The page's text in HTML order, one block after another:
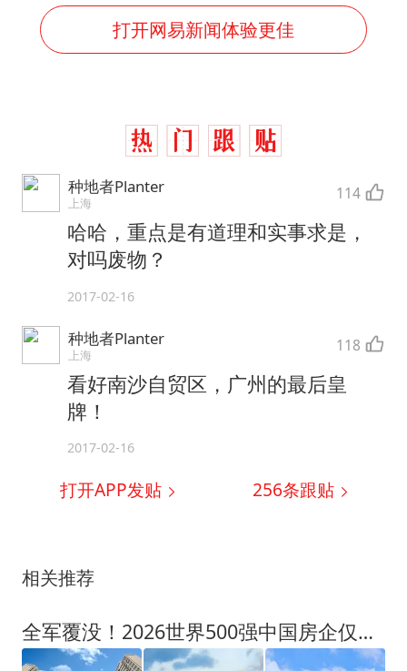
打开网易新闻体验更佳
种地者Planter
上海 114
哈哈，重点是有道理和实事求是，
对吗废物？
2017-02-16
种地者Planter
上海 118
看好南沙自贸区，广州的最后皇
牌！
2017-02-16
打开APP发贴 256条跟贴
相关推荐
全军覆没！2026世界500强中国房企仅存“独苗”，一个时代结束了